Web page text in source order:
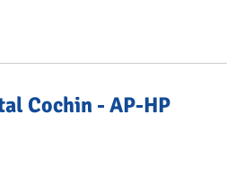
Cochin - AP-HP